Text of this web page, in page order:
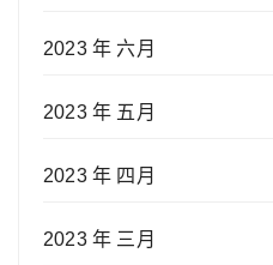
2023 年 六月
2023 年 五月
2023 年 四月
2023 年 三月